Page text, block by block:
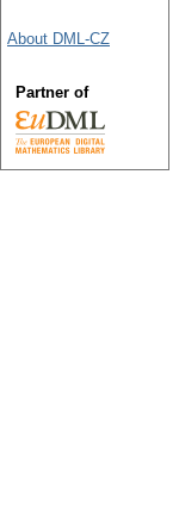
About DML-CZ
Partner of